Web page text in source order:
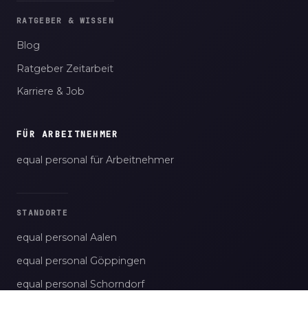
RATGEBER & WISSEN
Blog
Ratgeber Zeitarbeit
Karriere & Job
FÜR ARBEITNEHMER
equal personal für Arbeitnehmer
STANDORTE
equal personal Aalen
equal personal Göppingen
equal personal Schorndorf